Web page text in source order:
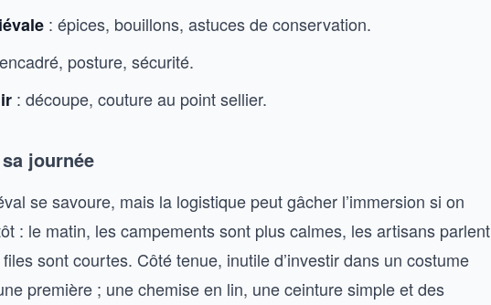
: épices, bouillons, astuces de conservation.
posture, sécurité.
: découpe, couture au point sellier.
journée
se savoure, mais la logistique peut gâcher l’immersion si on
: le matin, les campements sont plus calmes, les artisans parlent
sont courtes. Côté tenue, inutile d’investir dans un costume
première ; une chemise en lin, une ceinture simple et des